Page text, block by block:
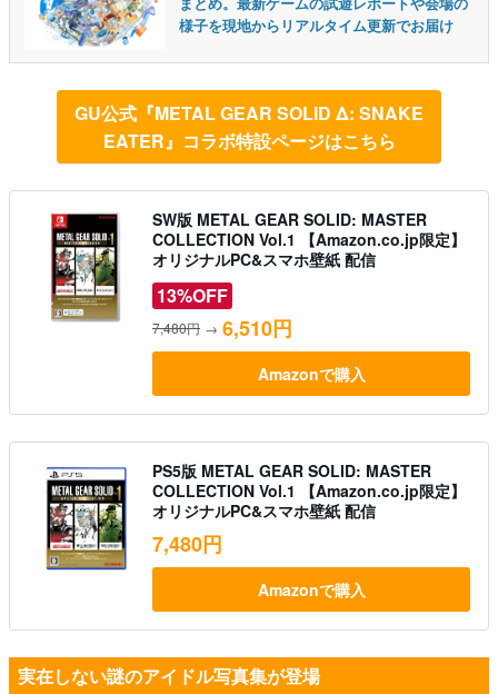
様子を現地からリアルタイム更新でお届け
GU公式『METAL GEAR SOLID Δ: SNAKE
EATER』コラボ特設ページはこちら
SW版 METAL GEAR SOLID: MASTER
COLLECTION Vol.1 【Amazon.co.jp限定】
オリジナルPC&スマホ壁紙 配信
13%OFF
7,480円 → 6,510円
Amazonで購入
PS5版 METAL GEAR SOLID: MASTER
COLLECTION Vol.1 【Amazon.co.jp限定】
オリジナルPC&スマホ壁紙 配信
7,480円
Amazonで購入
実在しない謎のアイドル写真集が登場